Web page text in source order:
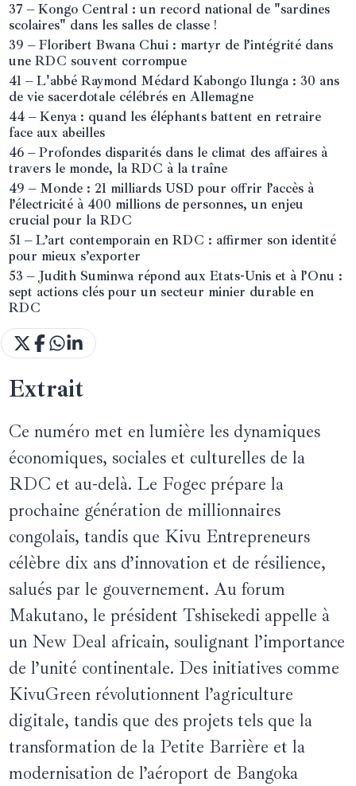
37 – Kongo Central : un record national de "sardines
scolaires" dans les salles de classe !
39 – Floribert Bwana Chui : martyr de l’intégrité dans
une RDC souvent corrompue
41 – L'abbé Raymond Médard Kabongo Ilunga : 30 ans
de vie sacerdotale célébrés en Allemagne
44 – Kenya : quand les éléphants battent en retraire
face aux abeilles
46 – Profondes disparités dans le climat des affaires à
travers le monde, la RDC à la traîne
49 – Monde : 21 milliards USD pour offrir l’accès à
l’électricité à 400 millions de personnes, un enjeu
crucial pour la RDC
51 – L’art contemporain en RDC : affirmer son identité
pour mieux s’exporter
53 – Judith Suminwa répond aux Etats-Unis et à l’Onu :
sept actions clés pour un secteur minier durable en
RDC
Extrait
Ce numéro met en lumière les dynamiques
économiques, sociales et culturelles de la
RDC et au-delà. Le Fogec prépare la
prochaine génération de millionnaires
congolais, tandis que Kivu Entrepreneurs
célèbre dix ans d’innovation et de résilience,
salués par le gouvernement. Au forum
Makutano, le président Tshisekedi appelle à
un New Deal africain, soulignant l’importance
de l’unité continentale. Des initiatives comme
KivuGreen révolutionnent l’agriculture
digitale, tandis que des projets tels que la
transformation de la Petite Barrière et la
modernisation de l’aéroport de Bangoka